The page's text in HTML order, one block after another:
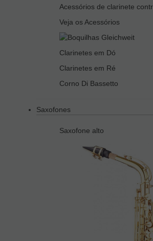
Acessórios de clarinete
Veja os Acessórios
Clarinetes em Dó
Clarinetes em Ré
Corno Di Bassetto
Saxofones
Saxofone alto